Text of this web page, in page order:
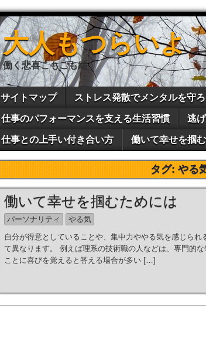
大人もつらいよ
働く悲喜こもごも編
サイトマップ ストレス発散でメンタルを守ろ
仕事のパフォーマンスを支える生活習慣 逃
仕事との上手い付き合い方 働いて幸せを掴
タグ:やる
働いて幸せを掴むためには
パーソナリティ
やる気
自分が得意としていることや、集中力ややる気を感じら
て異なります。 例えば理系の技術職の人などは、専門的
ことに喜びを覚えると答える場合が多い […]